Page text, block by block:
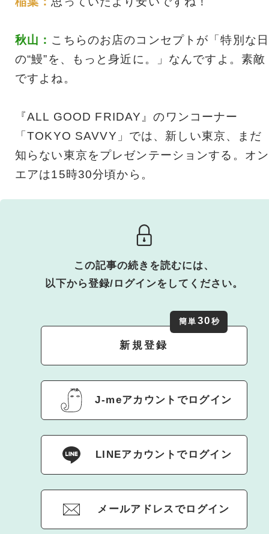
秋山： こちらのお店のコンセプトが「特別な日
の“鰻”を、もっと身近に。」なんですよ。素敵
ですよね。
『ALL GOOD FRIDAY』のワンコーナー
「TOKYO SAVVY」では、新しい東京、まだ
知らない東京をプレゼンテーションする。オン
エアは15時30分頃から。
この記事の続きを読むには、
以下から登録/ログインをしてください。
新規登録
簡単 30 秒
J-meアカウントでログイン
LINEアカウントでログイン
メールアドレスでログイン